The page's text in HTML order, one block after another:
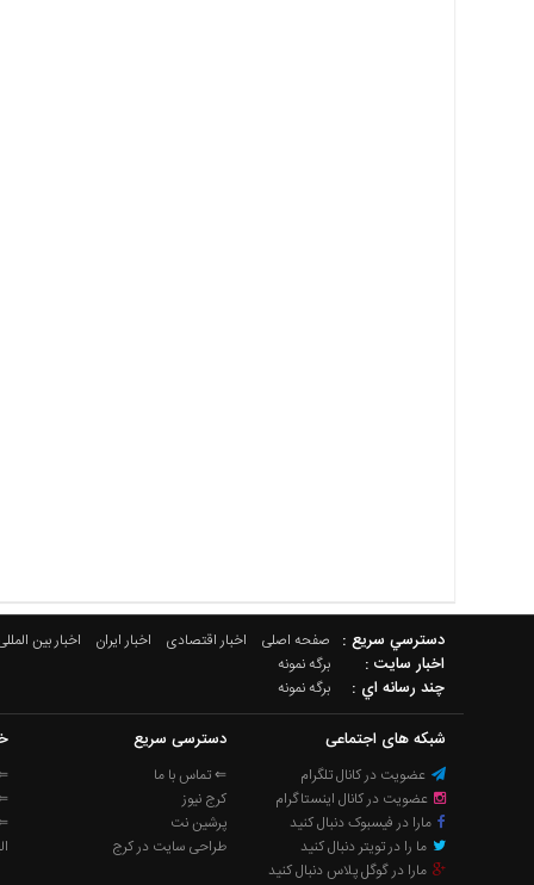
دسترسي سريع : صفحه اصلی اخبار اقتصادی اخبار ایران اخبار بین
اخبار سایت : برگه نمونه
چند رسانه اي : برگه نمونه
شبکه های اجتماعی
عضویت در کانال تلگرام
عضویت در کانال اینستاگرام
مارا در فیسبوک دنبال کنید
ما را در تویتر دنبال کنید
مارا در گوگل پلاس دنبال کنید
دسترسی سریع
⇐ تماس با ما
کرج نیوز
پرشین نت
طراحی سایت در کرج